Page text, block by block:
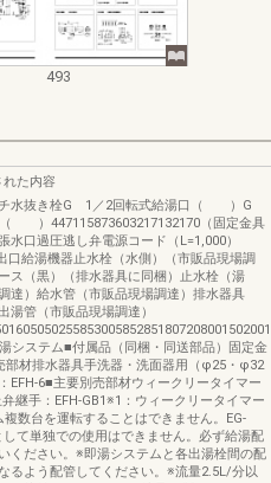
493
れた内容
チ水抜き栓G 1／2回転式給湯口（ ）G
（ ）447115873603217132170（固定金具
水口過圧逃し弁電源コード（L=1,000）
口給湯機器止水栓（水側）（市販品現場調
ス（黒）（排水器具に同梱）止水栓（湯
達）給水管（市販品現場調達）排水器具
湯管（市販品現場調達）
システム■付属品（同梱・同送部品）固定金
部材排水器具手洗器・洗面器用（φ25・φ32
EFH-6■主要別売部材ウィークリータイマー
継手：EFH-GB1※1：ウィークリータイマー
複数台を運転することはできません。EG-
て単独での使用はできません。必ず給湯配
ください。※即湯システムと各出湯栓間の配
るよう配管してください。※流量2.5L/分以